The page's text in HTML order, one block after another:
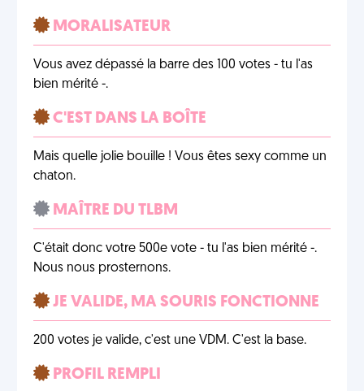
MORALISATEUR
Vous avez dépassé la barre des 100 votes - tu l'as
bien mérité -.
C'EST DANS LA BOÎTE
Mais quelle jolie bouille ! Vous êtes sexy comme un
chaton.
MAÎTRE DU TLBM
C'était donc votre 500e vote - tu l'as bien mérité -.
Nous nous prosternons.
JE VALIDE, MA SOURIS FONCTIONNE
200 votes je valide, c'est une VDM. C'est la base.
PROFIL REMPLI